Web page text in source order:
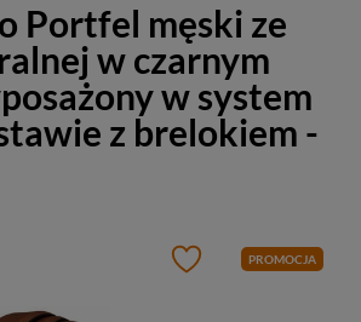
Portfel męski ze
w czarnym
w system
z brelokiem -
PROMOCJA